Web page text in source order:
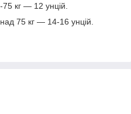
кг — 12 унцій.
75 кг — 14-16 унцій.